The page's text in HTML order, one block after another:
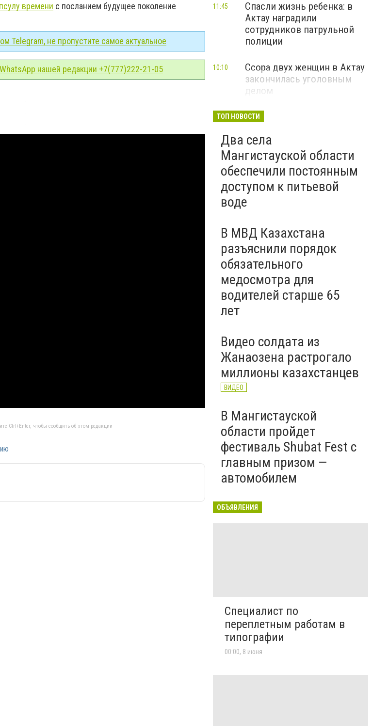
времени с посланием будущее поколение
Telegram, не пропустите самое актуальное
нашей редакции +7(777)222-21-05
Ctrl+Enter, чтобы сообщить об этом редакции
Спасли жизнь ребенка: в
Актау наградили
сотрудников патрульной
полиции
11:45
Ссора двух женщин в Актау
закончилась уголовным
делом
10:10
ТОП НОВОСТИ
Два села
Мангистауской области
обеспечили постоянным
доступом к питьевой
воде
В МВД Казахстана
разъяснили порядок
обязательного
медосмотра для
водителей старше 65
лет
Видео солдата из
Жанаозена растрогало
миллионы казахстанцев
ВИДЕО
В Мангистауской
области пройдет
фестиваль Shubat Fest с
главным призом —
автомобилем
ОБЪЯВЛЕНИЯ
Специалист по
переплетным работам в
типографии
00:00, 8 июня